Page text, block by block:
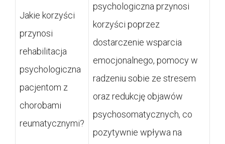
Jakie korzyści
przynosi
rehabilitacja
psychologiczna
pacjentom z
chorobami
reumatycznymi?
psychologiczna przynosi
korzyści poprzez
dostarczenie wsparcia
emocjonalnego, pomocy w
radzeniu sobie ze stresem
oraz redukcję objawów
psychosomatycznych, co
pozytywnie wpływa na